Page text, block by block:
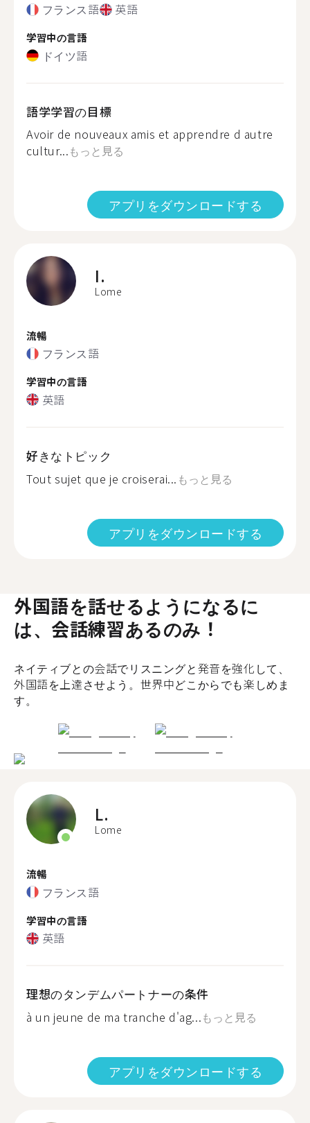
フランス語 英語
学習中の言語
ドイツ語
語学学習の目標
Avoir de nouveaux amis et apprendre d autre
cultur...もっと見る
アプリをダウンロードする
I.
Lome
流暢
フランス語
学習中の言語
英語
好きなトピック
Tout sujet que je croiserai... もっと見る
アプリをダウンロードする
外国語を話せるようになるに
は、会話練習あるのみ！
ネイティブとの会話でリスニングと発音を強化して、
外国語を上達させよう。世界中どこからでも楽しめま
す。
L.
Lome
流暢
フランス語
学習中の言語
英語
理想のタンデムパートナーの条件
à un jeune de ma tranche d'ag...もっと見る
アプリをダウンロードする